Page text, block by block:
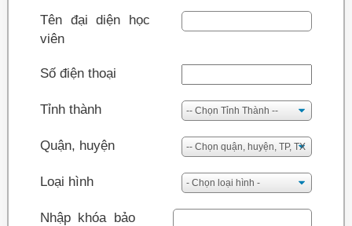
Tên đại diện học
viên
Số điện thoại
Tỉnh thành
Quận, huyện
Loại hình
Nhập khóa bảo